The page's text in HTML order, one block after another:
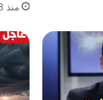
منذ 3 أيام